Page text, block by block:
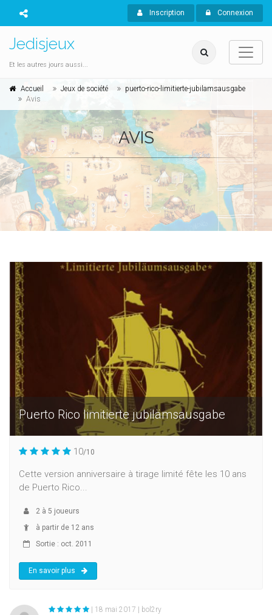
Inscription Connexion
Jedisjeux
Et les autres jours aussi...
Accueil Jeux de société
puerto-rico-limitierte-jubilamsausgabe
Avis
AVIS
Puerto Rico limitierte jubilämsausgabe
10/10
Cette version anniversaire à tirage limité fête les 10 ans
de Puerto Rico...
2 à 5 joueurs
à partir de 12 ans
Sortie : oct. 2011
En savoir plus
| 18 mai 2017 | bol2ry